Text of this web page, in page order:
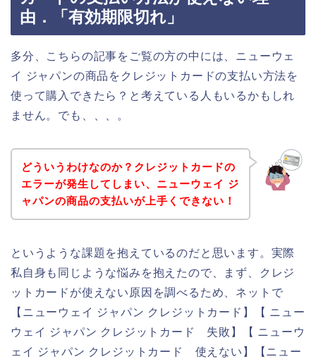
由．「有効期限切れ」
多分、こちらの記事をご覧の方の中には、ニューウェ
イ ジャパンの商品をクレジットカードの支払い方法を
使って購入できたら？と考えている人もいるかもしれ
ません。でも、、、。
どういうわけなのか？クレジットカードの
エラーが発生してしまい、ニューウェイ ジ
ャパンの商品の支払いが上手くできない！
というような課題を抱えているのだと思います。実際
私自身も同じような悩みを抱えたので、まず、クレジ
ットカードが使えない原因を調べるため、ネットで
【ニューウェイ ジャパン クレジットカード】【 ニュー
ウェイ ジャパン クレジットカード 失敗】【 ニューウ
ェイ ジャパン クレジットカード 使えない】【ニュー